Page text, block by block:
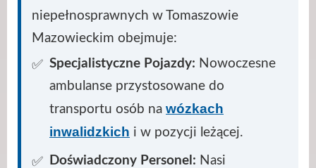
niepełnosprawnych w Tomaszowie
Mazowieckim obejmuje:
Specjalistyczne Pojazdy: Nowoczesne
ambulanse przystosowane do
transportu osób na wózkach
inwalidzkich i w pozycji leżącej.
Doświadczony Personel: Nasi